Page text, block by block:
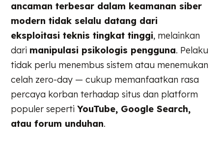
ancaman terbesar dalam keamanan siber
modern tidak selalu datang dari
eksploitasi teknis tingkat tinggi, melainkan
dari manipulasi psikologis pengguna. Pelaku
tidak perlu menembus sistem atau menemukan
celah zero-day — cukup memanfaatkan rasa
percaya korban terhadap situs dan platform
populer sepertiYouTube, Google Search,
atau forum unduhan.